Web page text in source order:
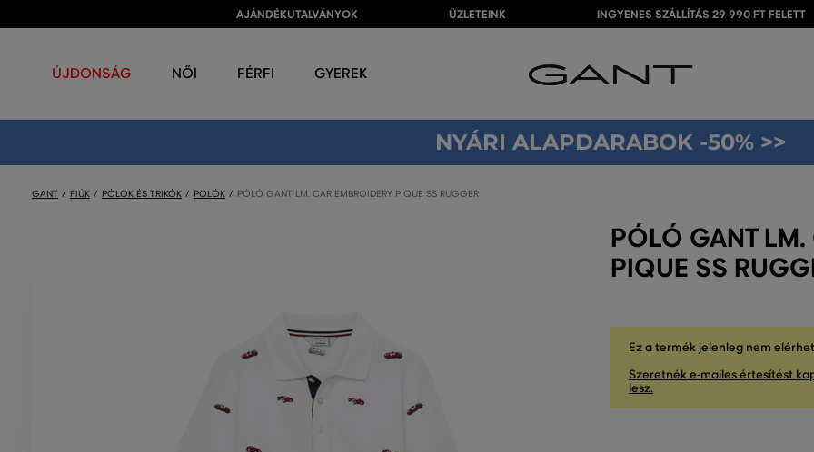
AJÁNDÉKUTALVÁNYOK ÜZLETEINK INGYENES SZÁLLÍTÁS 29 990 FT FELETT
ÚJDONSÁG NŐI FÉRFI GYEREK
NYÁRI ALAPDARABOK -50% >>
GANT FIÚK PÓLÓK ÉS TRIKÓK PÓLÓK PÓLÓ GANT LM. CAR EMBROIDERY PIQUE SS RUGGER
PÓLÓ GANT LM.
PIQUE SS
Ez a termék jelenleg nem
Szeretnék e-mailes értesítést
lesz.